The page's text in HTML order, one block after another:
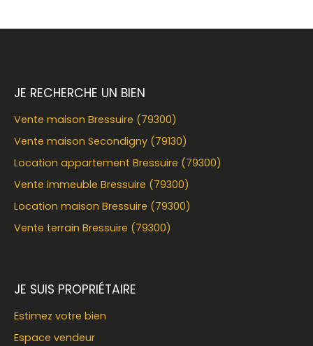
JE RECHERCHE UN BIEN
Vente maison Bressuire (79300)
Vente maison Secondigny (79130)
Location appartement Bressuire (79300)
Vente immeuble Bressuire (79300)
Location maison Bressuire (79300)
Vente terrain Bressuire (79300)
JE SUIS PROPRIÉTAIRE
Estimez votre bien
Espace vendeur